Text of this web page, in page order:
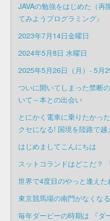
JAVAの勉強をはじめた（再
てみようプログラミング』
2023年7月14日金曜日
2024年5月8日 水曜日
2025年5月26日（月）- 5月
ついに開いてしまった禁断
いて～本との出会い
とにかく電車に乗りたかっ
クセになる! 国境を陸路で越
はじめましてこんにちは
スットコランドはどこだ？
世界で4度目のやっと逢えた
東京競馬場の南門がなくな
毎年ダービーの時期は 『ダ